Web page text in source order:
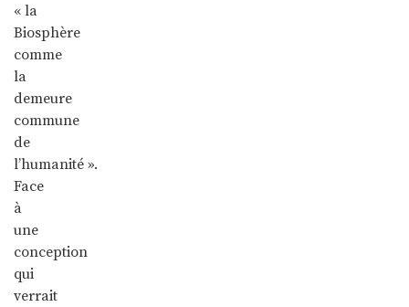
« la
Biosphère
comme
la
demeure
commune
de
l’humanité ».
Face
à
une
conception
qui
verrait